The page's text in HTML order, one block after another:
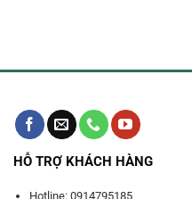
HỖ TRỢ KHÁCH HÀNG
Hotline: 0914795185